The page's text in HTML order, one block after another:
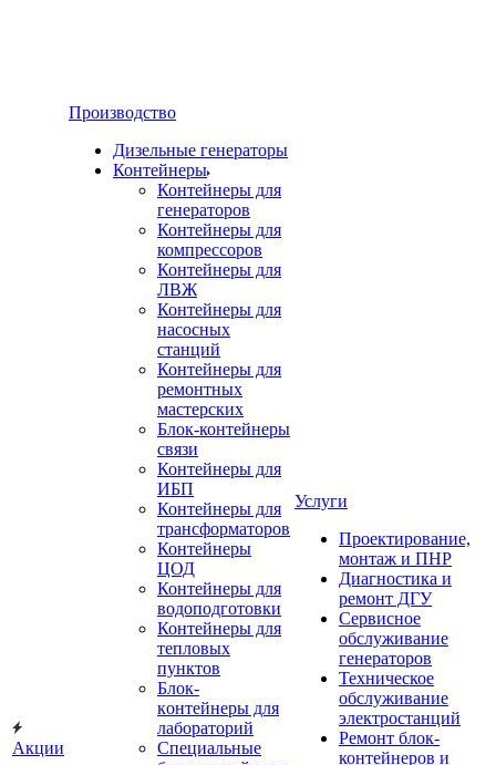
Акции
Производство
Дизельные генераторы
Контейнеры
Контейнеры для
генераторов
Контейнеры для
компрессоров
Контейнеры для
ЛВЖ
Контейнеры для
насосных
станций
Контейнеры для
ремонтных
мастерских
Блок-контейнеры
связи
Контейнеры для
ИБП
Контейнеры для
трансформаторов
Контейнеры
ЦОД
Контейнеры для
водоподготовки
Контейнеры для
тепловых
пунктов
Блок-
контейнеры для
лабораторий
Специальные
Услуги
Проектирование,
монтаж и ПНР
Диагностика и
ремонт ДГУ
Сервисное
обслуживание
генераторов
Техническое
обслуживание
электростанций
Ремонт блок-
контейнеров и